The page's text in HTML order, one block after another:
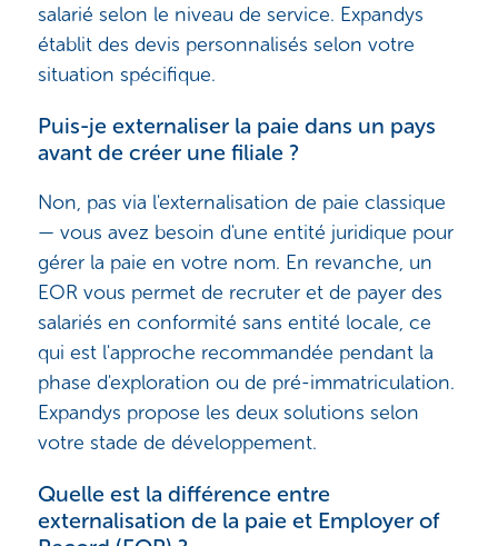
salarié selon le niveau de service. Expandys
établit des devis personnalisés selon votre
situation spécifique.
Puis-je externaliser la paie dans un pays
avant de créer une filiale ?
Non, pas via l'externalisation de paie classique
— vous avez besoin d'une entité juridique pour
gérer la paie en votre nom. En revanche, un
EOR vous permet de recruter et de payer des
salariés en conformité sans entité locale, ce
qui est l'approche recommandée pendant la
phase d'exploration ou de pré-immatriculation.
Expandys propose les deux solutions selon
votre stade de développement.
Quelle est la différence entre
externalisation de la paie et Employer of